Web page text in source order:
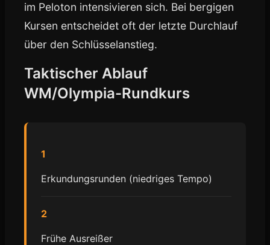
im Peloton intensivieren sich. Bei bergigen
Kursen entscheidet oft der letzte Durchlauf
über den Schlüsselanstieg.
Taktischer Ablauf
WM/Olympia-Rundkurs
1
Erkundungsrunden (niedriges Tempo)
2
Frühe Ausreißer